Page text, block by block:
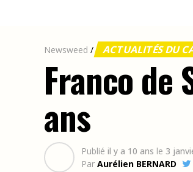
Newsweed / ACTUALITÉS DU
Franco de
ans
Publié il y a 10 ans le 3
Par Aurélien BERNARD